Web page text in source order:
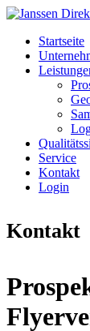
Startseite
Service
Kontakt
Login
Kontakt